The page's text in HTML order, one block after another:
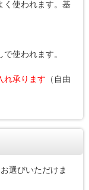
く使われます。基
使われます。
れ承ります （自由
選びいただけま